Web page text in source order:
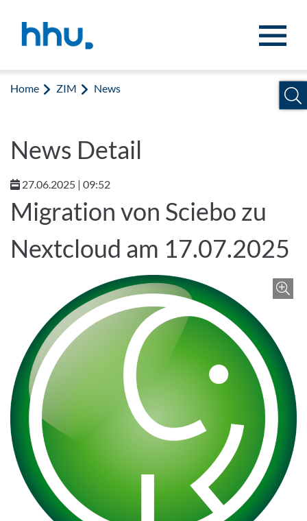
Home ZIM News
News Detail
27.06.2025 | 09:52
Migration von Sciebo zu
Nextcloud am 17.07.2025